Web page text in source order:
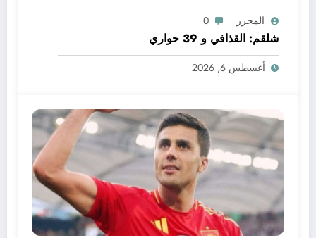
المحرر 0
شلقم: القذافي و 39 حواري
أغسطس 6, 2026